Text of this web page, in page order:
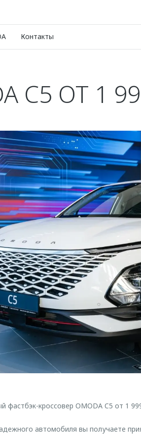
Контакты
C5 ОТ 1
фастбэк-кроссовер OMODA C5 от 1
автомобиля вы получаете